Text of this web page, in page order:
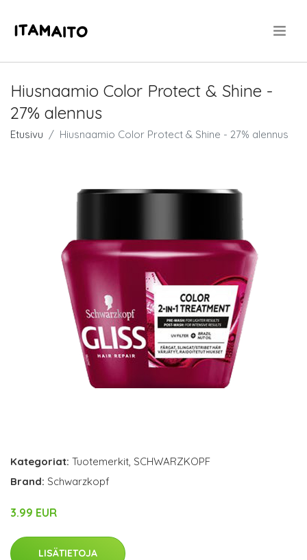
Hiusnaamio Color Protect & Shine -
27% alennus
Etusivu Hiusnaamio Color Protect & Shine - 27% alennus
Kategoriat: Tuotemerkit, SCHWARZKOPF
Brand: Schwarzkopf
3.99 EUR
LISÄTIETOJA